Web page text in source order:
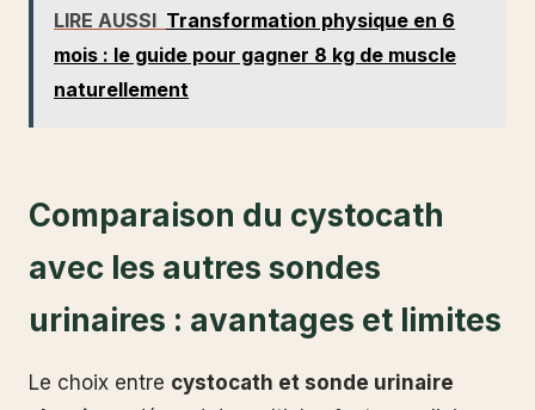
LIRE AUSSI Transformation physique en 6
mois : le guide pour gagner 8 kg de muscle
naturellement
Comparaison du cystocath
avec les autres sondes
urinaires : avantages et limites
Le choix entre cystocath et sonde urinaire